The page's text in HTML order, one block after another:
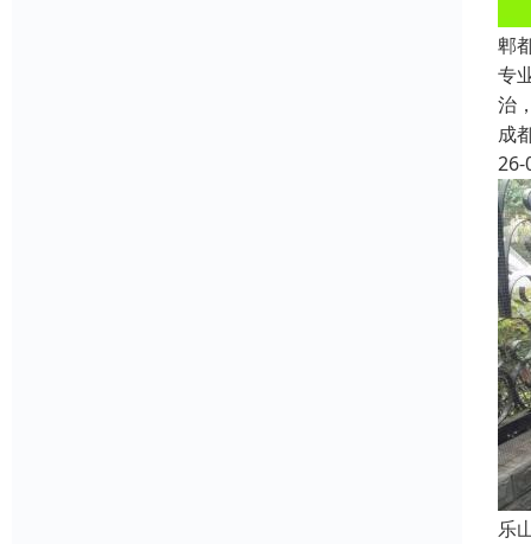
郫
专
治
成
26-
乐